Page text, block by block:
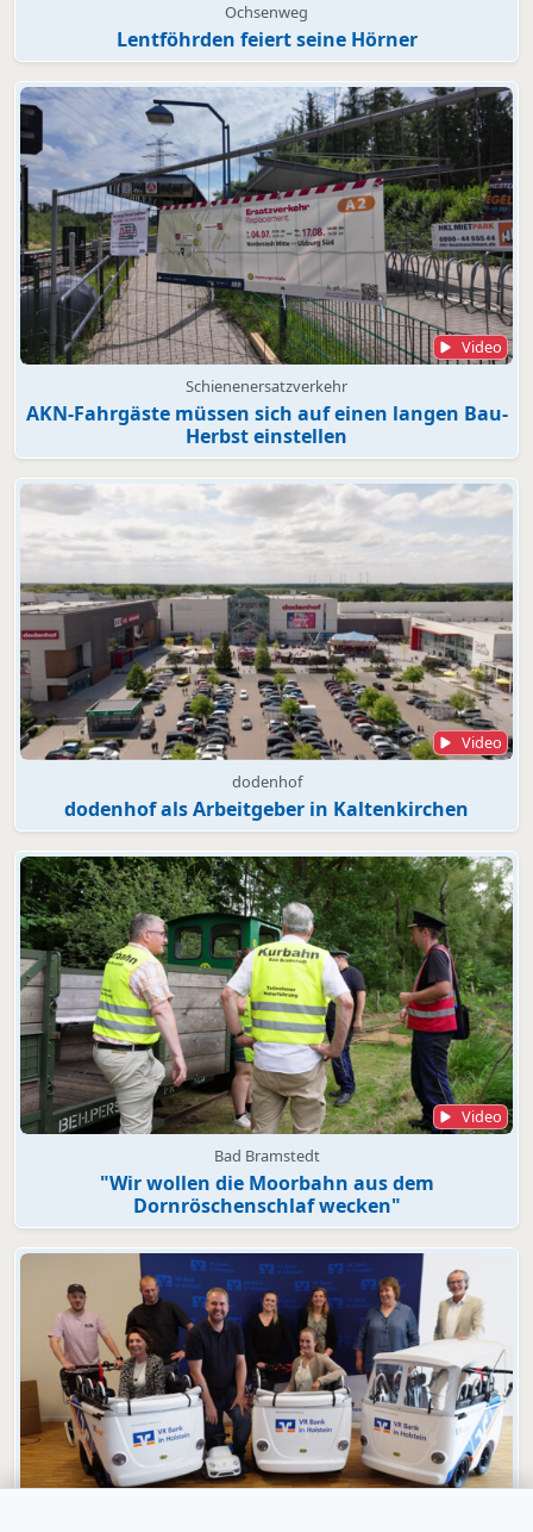
Ochsenweg
Lentföhrden feiert seine Hörner
Video
Schienenersatzverkehr
AKN-Fahrgäste müssen sich auf einen langen Bau-
Herbst einstellen
Video
dodenhof
dodenhof als Arbeitgeber in Kaltenkirchen
Video
Bad Bramstedt
"Wir wollen die Moorbahn aus dem
Dornröschenschlaf wecken"